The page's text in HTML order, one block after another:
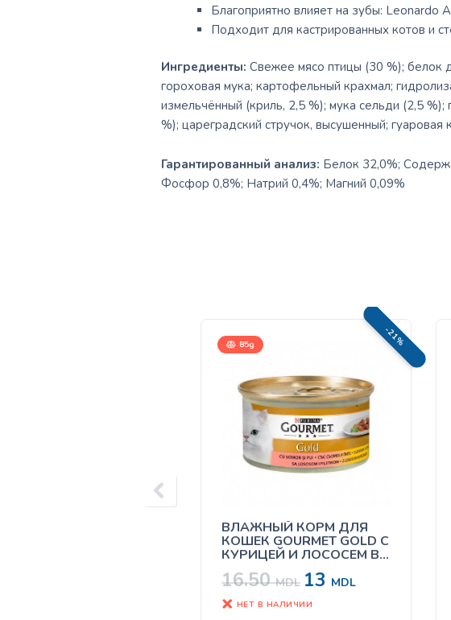
Благоприятно влияет на зубы: Leonardo
Подходит для кастрированных котов и
Ингредиенты: Свежее мясо птицы (30 %); белок
гороховая мука; картофельный крахмал;
измельчённый (криль, 2,5 %); мука сельди (2,5
%); цареградский стручок, высушенный;
Гарантированный анализ: Белок 32,0%;
Фосфор 0,8%; Натрий 0,4%; Магний 0,09%
85g -21%
ВЛАЖНЫЙ КОРМ ДЛЯ
КОШЕК GOURMET GOLD С
КУРИЦЕЙ И ЛОСОСЕМ В
СОУСЕ 85Г
16.50MDL 13 MDL
НЕТ В НАЛИЧИИ